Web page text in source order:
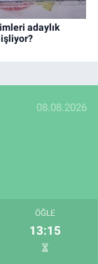
adaylık
08.08.2026
ÖĞLE
13:15